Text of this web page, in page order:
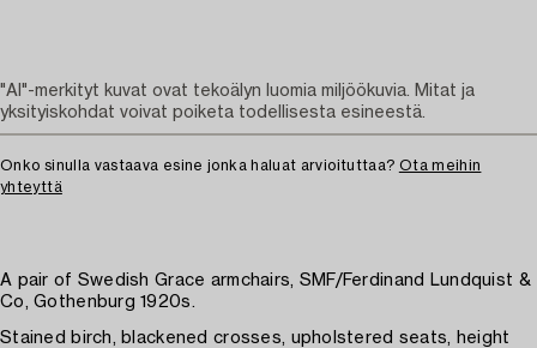
Onko sinulla vastaava esine jonka haluat arvioituttaa? Ota meihin
yhteyttä
A pair of Swedish Grace armchairs, SMF/Ferdinand Lundquist &
Co, Gothenburg 1920s.
Stained birch, blackened crosses, upholstered seats, height
"AI"-merkityt kuvat ovat tekoälyn luomia miljöökuvia. Mitat ja
yksityiskohdat voivat poiketa todellisesta esineestä.